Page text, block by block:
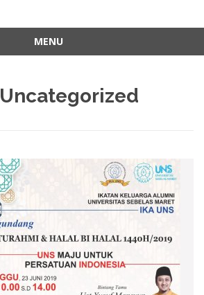
MENU
Uncategorized